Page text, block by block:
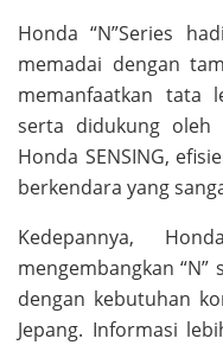
Honda “N”Series
memadai dengan
memanfaatkan tata
serta didukung oleh
Honda SENSING,
berkendara yang
Kedepannya,
mengembangkan
dengan kebutuhan
Jepang. Informasi